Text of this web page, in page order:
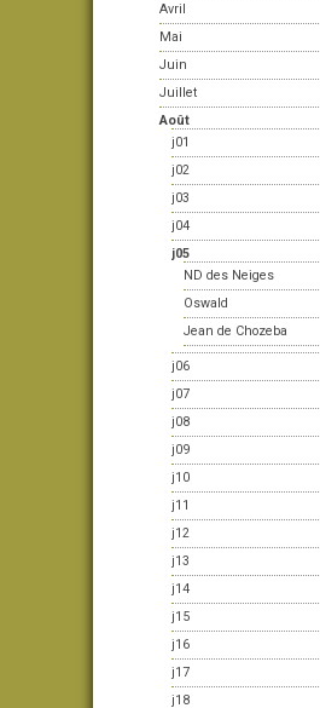
Avril
Mai
Juin
Juillet
Août
j01
j02
j03
j04
j05
ND des Neiges
Oswald
Jean de Chozeba
j06
j07
j08
j09
j10
j11
j12
j13
j14
j15
j16
j17
j18